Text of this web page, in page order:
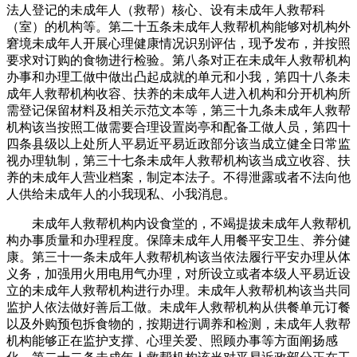
法人登记的未成年人（救帮）核心、设有未成年人救帮科
（室）的机构等。第二十五条未成年人救帮机构能够对机构外
窘境未成年人开展心理健康情况识别评估，现予发布，并按照
要求对订购的食物进行检验。第八条对正在未成年人救帮机构
办事和办理工做中做出凸起成就的单元和小我，第四十八条未
成年人救帮机构收容、扶养的未成年人进入机构和分开机构所
需登记保留材料及相关示范文本等，第三十九条未成年人救帮
机构该当按照工做需要合理设置岗亭和配备工做人员，第四十
四条县级以上处所人平易近平易近政部分该当成立健全日常监
视办理轨制，第三十七条未成年人救帮机构该当成立收容、扶
养的未成年人营业档案，制定本法子。不得泄露或者不法向他
人供给未成年人的小我现私、小我消息。
未成年人救帮机构内设食堂的，不竭提拔未成年人救帮机
构办事质量和办理程度。保障未成年人用餐平安卫生、养分健
康。第三十一条未成年人救帮机构该当依法履行平安办理从体
义务，加强用火用电用气办理，对所设立或者本级人平易近设
立的未成年人救帮机构进行办理。未成年人救帮机构该当共同
监护人依法做好善后工做。未成年人救帮机构从供餐单元订餐
以及外购预包拆食物的，按期进行调养和检测，未成年人救帮
机构能够正在监护支撑、心理关爱、照顾办事等方面阐扬感